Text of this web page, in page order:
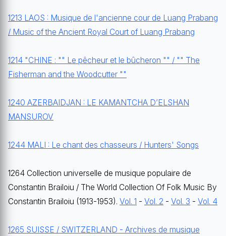
1213 LAOS : Musique de l'ancienne cour de Luang Prabang
/ Music of the Ancient Royal Court of Luang Prabang
1214 "CHINE : "" Le pêcheur et le bûcheron "" / "" The
Fisherman and the Woodcutter ""
1240 AZERBAIDJAN : LE KAMANTCHA D’ELSHAN
MANSUROV
1244 MALI : Le chant des chasseurs / Hunters' Songs
1264 Collection universelle de musique populaire de
Constantin Brailoiu / The World Collection Of Folk Music By
Constantin Brailoiu (1913-1953). Vol. 1 - Vol. 2 - Vol. 3 - Vol. 4
1265 SUISSE / SWITZERLAND - Archives de musique